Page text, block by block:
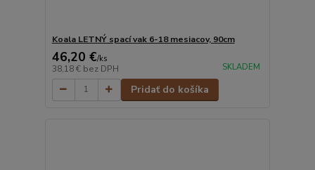
Koala LETNÝ spací vak 6-18 mesiacov, 90cm
46,20 €/ks
38,18 € bez DPH SKLADEM
Pridať do košíka